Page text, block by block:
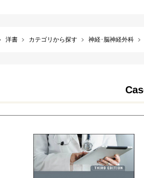
洋書 カテゴリから探す 神経･脳神経外科